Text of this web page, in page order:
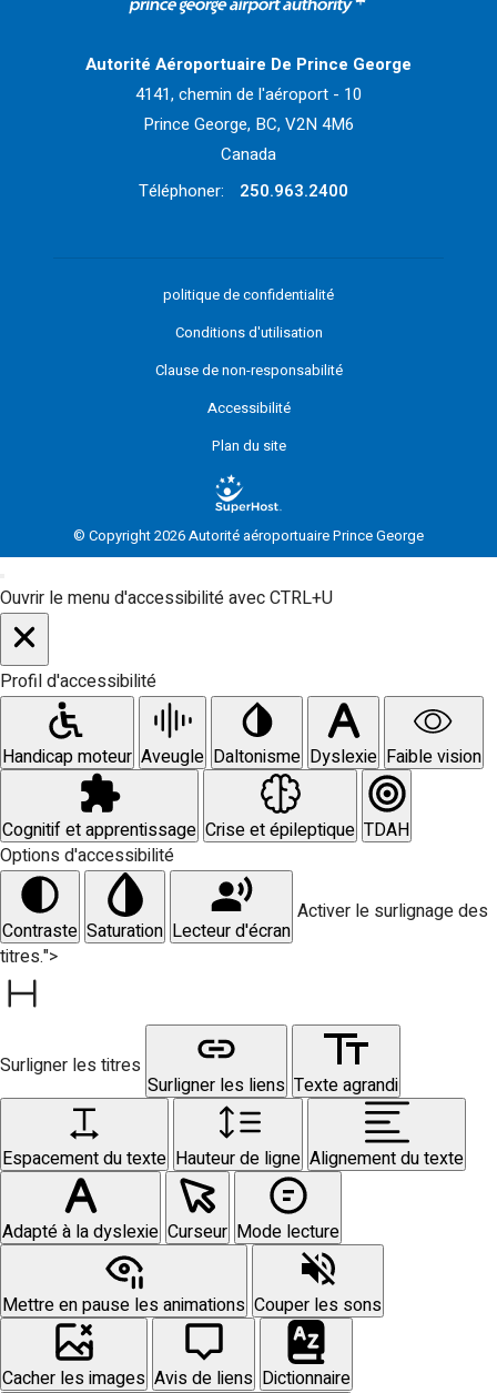
Retour à la page d'accueil>
Autorité Aéroportuaire De Prince George
4141, chemin de l'aéroport - 10
Prince George, BC, V2N 4M6
Canada
Téléphoner:
250.963.2400
politique de confidentialité
Conditions d'utilisation
Clause de non-responsabilité
Accessibilité
Plan du site
© Copyright 2026 Autorité aéroportuaire Prince George
Ouvrir le menu d'accessibilité avec CTRL+U
Profil d'accessibilité
Handicap moteur Aveugle Daltonisme Dyslexie Faible vision
Cognitif et apprentissage Crise et épileptique TDAH
Options d'accessibilité
Contraste Saturation Lecteur d'écran
Activer le surlignage des
titres.">
Surligner les titres
Surligner les liens Texte agrandi
Espacement du texte Hauteur de ligne Alignement du texte
Adapté à la dyslexie Curseur Mode lecture
Mettre en pause les animations Couper les sons
Cacher les images Avis de liens Dictionnaire